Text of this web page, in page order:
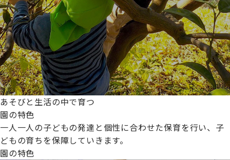
あそびと生活の中で育つ
園の特色
一人一人の子どもの発達と個性に合わせた保育を行い、子
どもの育ちを保障していきます。
園の特色